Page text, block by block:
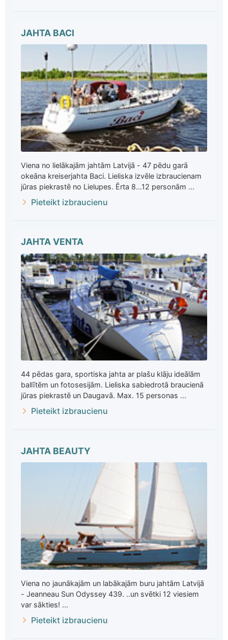
JAHTA BACI
Viena no lielākajām jahtām Latvijā - 47 pēdu garā
okeāna kreiserjahta Baci. Lieliska izvēle izbraucienam
jūras piekrastē no Lielupes. Ērta 8...12 personām ...
Pieteikt izbraucienu
JAHTA VENTA
44 pēdas gara, sportiska jahta ar plašu klāju ideālām
ballītēm un fotosesijām. Lieliska sabiedrotā braucienā
jūras piekrastē un Daugavā. Max. 15 personas ...
Pieteikt izbraucienu
JAHTA BEAUTY
Viena no jaunākajām un labākajām buru jahtām Latvijā
- Jeanneau Sun Odyssey 439. ..un svētki 12 viesiem
var sākties! ...
Pieteikt izbraucienu